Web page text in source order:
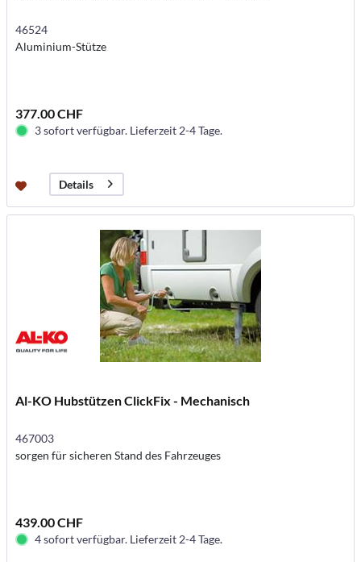
46524
Aluminium-Stütze
377.00 CHF
3 sofort verfügbar. Lieferzeit 2-4 Tage.
Details
Al-KO Hubstützen ClickFix - Mechanisch
467003
sorgen für sicheren Stand des Fahrzeuges
439.00 CHF
4 sofort verfügbar. Lieferzeit 2-4 Tage.